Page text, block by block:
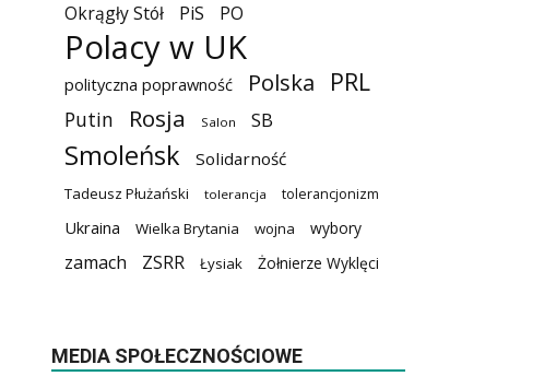
Okrągły Stół PiS PO
Polacy w UK
polityczna poprawność Polska PRL
Putin Rosja Salon SB
Smoleńsk Solidarność
Tadeusz Płużański tolerancja tolerancjonizm
Ukraina Wielka Brytania wojna wybory
zamach ZSRR Łysiak Żołnierze Wyklęci
MEDIA SPOŁECZNOŚCIOWE